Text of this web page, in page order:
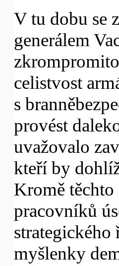
V tu dobu se
generálem
celistvost
s
provést
uvažovalo
kteří by
Kromě
pracovníků
myšlenky